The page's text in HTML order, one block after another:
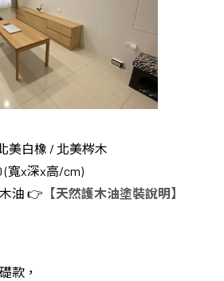
美白橡 / 北美梣木
(寬x深x高/cm)
油 👉 【天然護木油塗裝說明】
款，